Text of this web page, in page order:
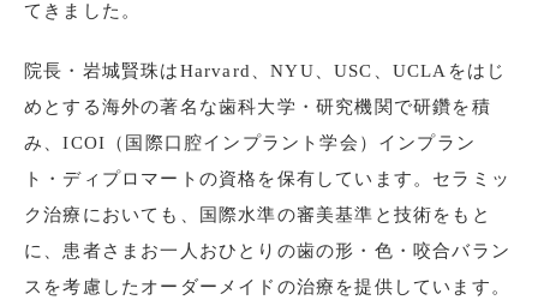
てきました。
院長・岩城賢珠はHarvard、NYU、USC、UCLAをはじ
めとする海外の著名な歯科大学・研究機関で研鑽を積
み、ICOI（国際口腔インプラント学会）インプラン
ト・ディプロマートの資格を保有しています。セラミッ
ク治療においても、国際水準の審美基準と技術をもと
に、患者さまお一人おひとりの歯の形・色・咬合バラン
スを考慮したオーダーメイドの治療を提供しています。